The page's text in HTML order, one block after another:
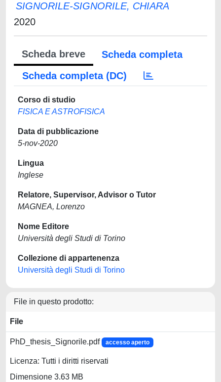
SIGNORILE-SIGNORILE, CHIARA
2020
Scheda breve
Scheda completa
Scheda completa (DC)
Corso di studio
FISICA E ASTROFISICA
Data di pubblicazione
5-nov-2020
Lingua
Inglese
Relatore, Supervisor, Advisor o Tutor
MAGNEA, Lorenzo
Nome Editore
Università degli Studi di Torino
Collezione di appartenenza
Università degli Studi di Torino
File in questo prodotto:
File
PhD_thesis_Signorile.pdf accesso aperto
Licenza: Tutti i diritti riservati
Dimensione 3.63 MB